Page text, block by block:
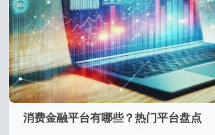
消费金融平台有哪些？热门平台盘点